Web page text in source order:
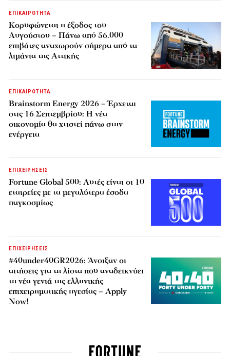
ΕΠΙΚΑΙΡΟΤΗΤΑ
Κορυφώνεται η έξοδος του
Αυγούστου – Πάνω από 56.000
επιβάτες αναχωρούν σήμερα από τα
λιμάνια της Αττικής
ΕΠΙΚΑΙΡΟΤΗΤΑ
Brainstorm Energy 2026 – Έρχεται
στις 16 Σεπτεμβρίου: Η νέα
οικονομία θα χτιστεί πάνω στην
ενέργεια
ΕΠΙΧΕΙΡΗΣΕΙΣ
Fortune Global 500: Αυτές είναι οι 10
εταιρείες με τα μεγαλύτερα έσοδα
παγκοσμίως
ΕΠΙΧΕΙΡΗΣΕΙΣ
#40under40GR2026: Άνοιξαν οι
αιτήσεις για τη λίστα που αναδεικνύει
τη νέα γενιά της ελληνικής
επιχειρηματικής ηγεσίας – Apply
Now!